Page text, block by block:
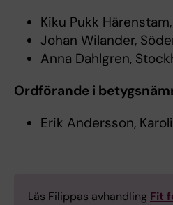
Kiku Pukk
Johan Wilander,
Anna Dahlgren,
Ordförande i
Erik Andersson,
Läs Filippas avhandling Fit